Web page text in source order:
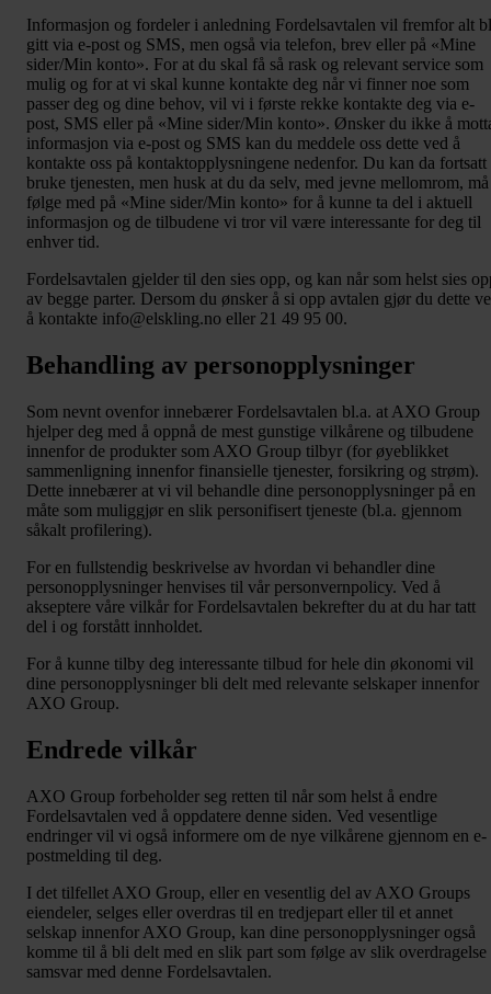
Informasjon og fordeler i anledning Fordelsavtalen vil fremfor alt
gitt via e-post og SMS, men også via telefon, brev eller på «Mine
sider/Min konto». For at du skal få så rask og relevant service som
mulig og for at vi skal kunne kontakte deg når vi finner noe som
passer deg og dine behov, vil vi i første rekke kontakte deg via e-
post, SMS eller på «Mine sider/Min konto». Ønsker du ikke å
informasjon via e-post og SMS kan du meddele oss dette ved å
kontakte oss på kontaktopplysningene nedenfor. Du kan da fortsatt
bruke tjenesten, men husk at du da selv, med jevne mellomrom, må
følge med på «Mine sider/Min konto» for å kunne ta del i aktuell
informasjon og de tilbudene vi tror vil være interessante for deg til
enhver tid.
Fordelsavtalen gjelder til den sies opp, og kan når som helst sies
av begge parter. Dersom du ønsker å si opp avtalen gjør du dette
å kontakte info@elskling.no eller 21 49 95 00.
Behandling av personopplysninger
Som nevnt ovenfor innebærer Fordelsavtalen bl.a. at AXO Group
hjelper deg med å oppnå de mest gunstige vilkårene og tilbudene
innenfor de produkter som AXO Group tilbyr (for øyeblikket
sammenligning innenfor finansielle tjenester, forsikring og strøm).
Dette innebærer at vi vil behandle dine personopplysninger på en
måte som muliggjør en slik personifisert tjeneste (bl.a. gjennom
såkalt profilering).
For en fullstendig beskrivelse av hvordan vi behandler dine
personopplysninger henvises til vår personvernpolicy. Ved å
akseptere våre vilkår for Fordelsavtalen bekrefter du at du har tatt
del i og forstått innholdet.
For å kunne tilby deg interessante tilbud for hele din økonomi vil
dine personopplysninger bli delt med relevante selskaper innenfor
AXO Group.
Endrede vilkår
AXO Group forbeholder seg retten til når som helst å endre
Fordelsavtalen ved å oppdatere denne siden. Ved vesentlige
endringer vil vi også informere om de nye vilkårene gjennom en e-
postmelding til deg.
I det tilfellet AXO Group, eller en vesentlig del av AXO Groups
eiendeler, selges eller overdras til en tredjepart eller til et annet
selskap innenfor AXO Group, kan dine personopplysninger også
komme til å bli delt med en slik part som følge av slik overdragelse
samsvar med denne Fordelsavtalen.